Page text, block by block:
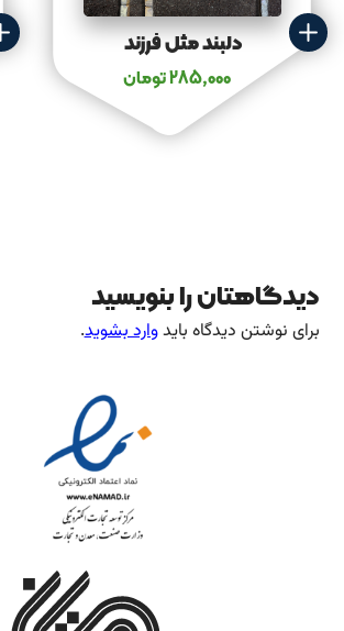
دلبند مثل فرزند
285,000تومان
دیدگاهتان را بنویسید
برای نوشتن دیدگاه بایدوارد بشوید.